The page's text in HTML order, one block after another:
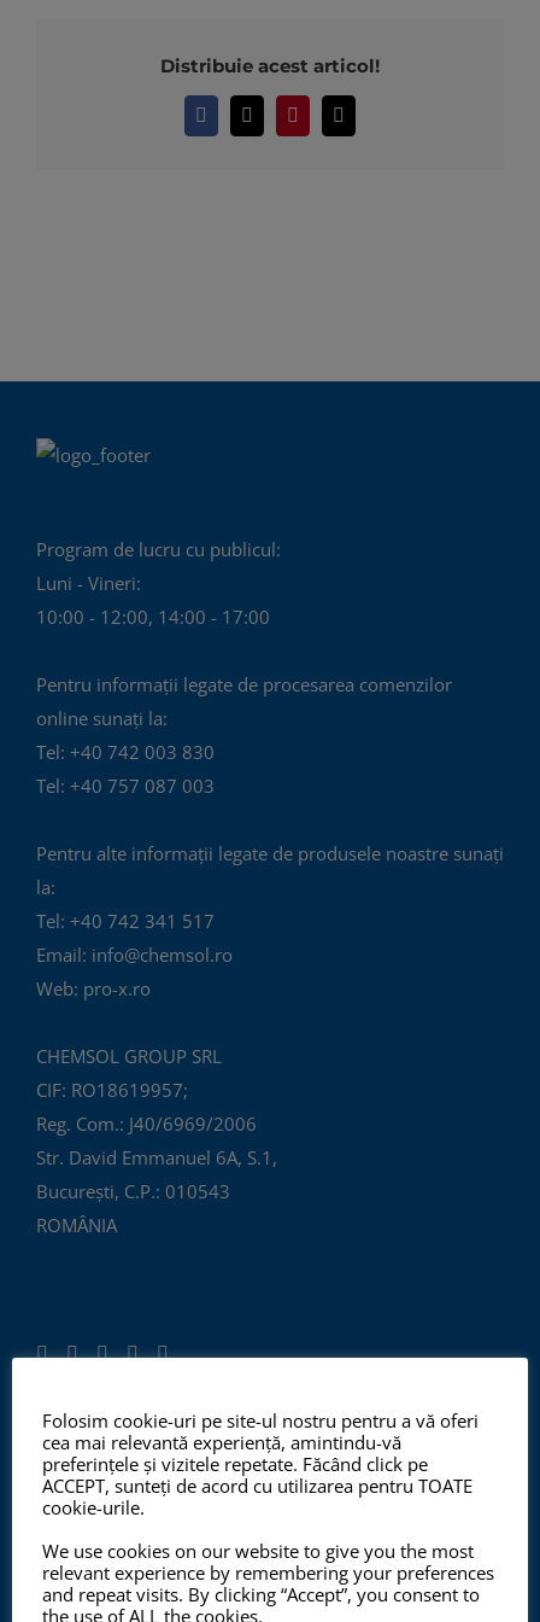
Distribuie acest articol!
Facebook
X Pinterest
E-
mail:
Program de lucru cu publicul:
Luni - Vineri:
10:00 - 12:00, 14:00 - 17:00
Pentru informații legate de procesarea comenzilor
online sunați la:
Tel: +40 742 003 830
Tel: +40 757 087 003
Pentru alte informații legate de produsele noastre sunați
la:
Tel: +40 742 341 517
Email: info@chemsol.ro
Web: pro-x.ro
CHEMSOL GROUP SRL
CIF: RO18619957;
Reg. Com.: J40/6969/2006
Str. David Emmanuel 6A, S.1,
București, C.P.: 010543
ROMÂNIA
ISO 9001:2015, ISO 14001:2015
Începând cu anul 2012, ChemSol Group deține
Certificatul Sistemului de Management al Calității
Folosim cookie-uri pe site-ul nostru pentru a vă oferi
cea mai relevantă experiență, amintindu-vă
preferințele și vizitele repetate. Făcând click pe
ACCEPT, sunteți de acord cu utilizarea pentru TOATE
cookie-urile.
We use cookies on our website to give you the most
relevant experience by remembering your preferences
and repeat visits. By clicking “Accept”, you consent to
the use of ALL the cookies.